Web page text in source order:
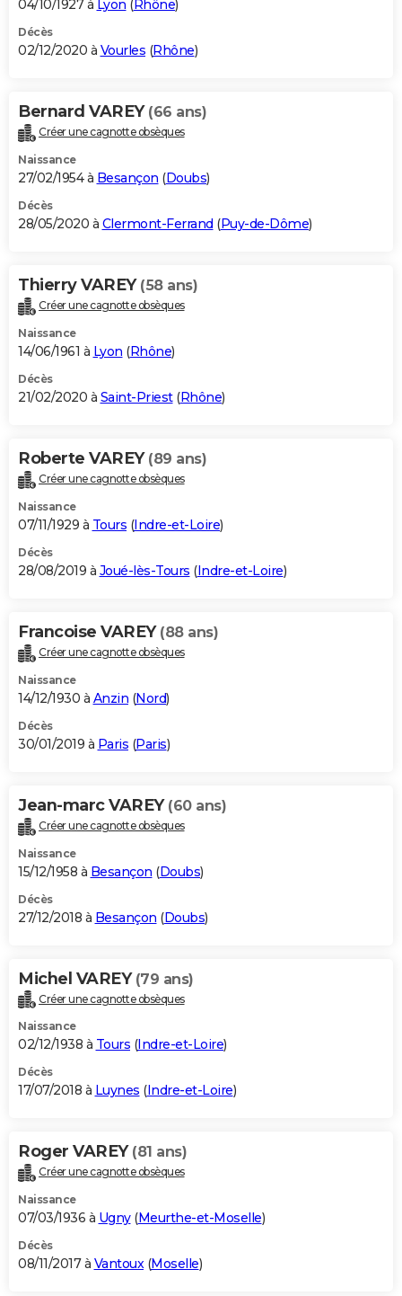
04/10/1927 à Lyon ( Rhône)
Décès
02/12/2020 à Vourles (Rhône)
Bernard VAREY (66 ans)
Créer une cagnotte obsèques
Naissance
27/02/1954 à Besançon (Doubs)
Décès
28/05/2020 à Clermont-Ferrand (Puy-de-Dôme)
Thierry VAREY (58 ans)
Créer une cagnotte obsèques
Naissance
14/06/1961 à Lyon (Rhône)
Décès
21/02/2020 à Saint-Priest(Rhône)
Roberte VAREY (89 ans)
Créer une cagnotte obsèques
Naissance
07/11/1929 à Tours (Indre-et-Loire)
Décès
28/08/2019 à Joué-lès-Tours (Indre-et-Loire)
Francoise VAREY (88 ans)
Créer une cagnotte obsèques
Naissance
14/12/1930 à Anzin (Nord)
Décès
30/01/2019 à Paris (Paris)
Jean-marc VAREY (60 ans)
Créer une cagnotte obsèques
Naissance
15/12/1958 à Besançon (Doubs)
Décès
27/12/2018 à Besançon (Doubs)
Michel VAREY (79 ans)
Créer une cagnotte obsèques
Naissance
02/12/1938 à Tours (Indre-et-Loire)
Décès
17/07/2018 à Luynes (Indre-et-Loire)
Roger VAREY (81 ans)
Créer une cagnotte obsèques
Naissance
07/03/1936 à Ugny(Meurthe-et-Moselle)
Décès
08/11/2017 à Vantoux(Moselle)